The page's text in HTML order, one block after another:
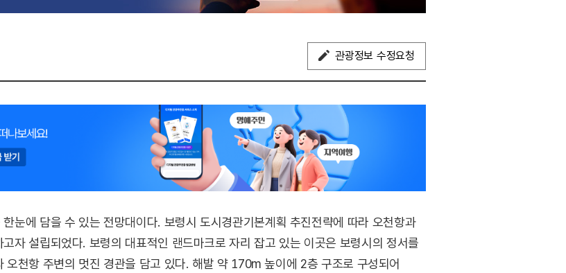
관광정보 수정요청
눈에 담을 수 있는 전망대이다. 보령시 도시경관기본계획 추진전략에 따라 오천항과
자 설립되었다. 보령의 대표적인 랜드마크로 자리 잡고 있는 이곳은 보령시의 정서를
오천항 주변의 멋진 경관을 담고 있다. 해발 약 170m 높이에 2층 구조로 구성되어